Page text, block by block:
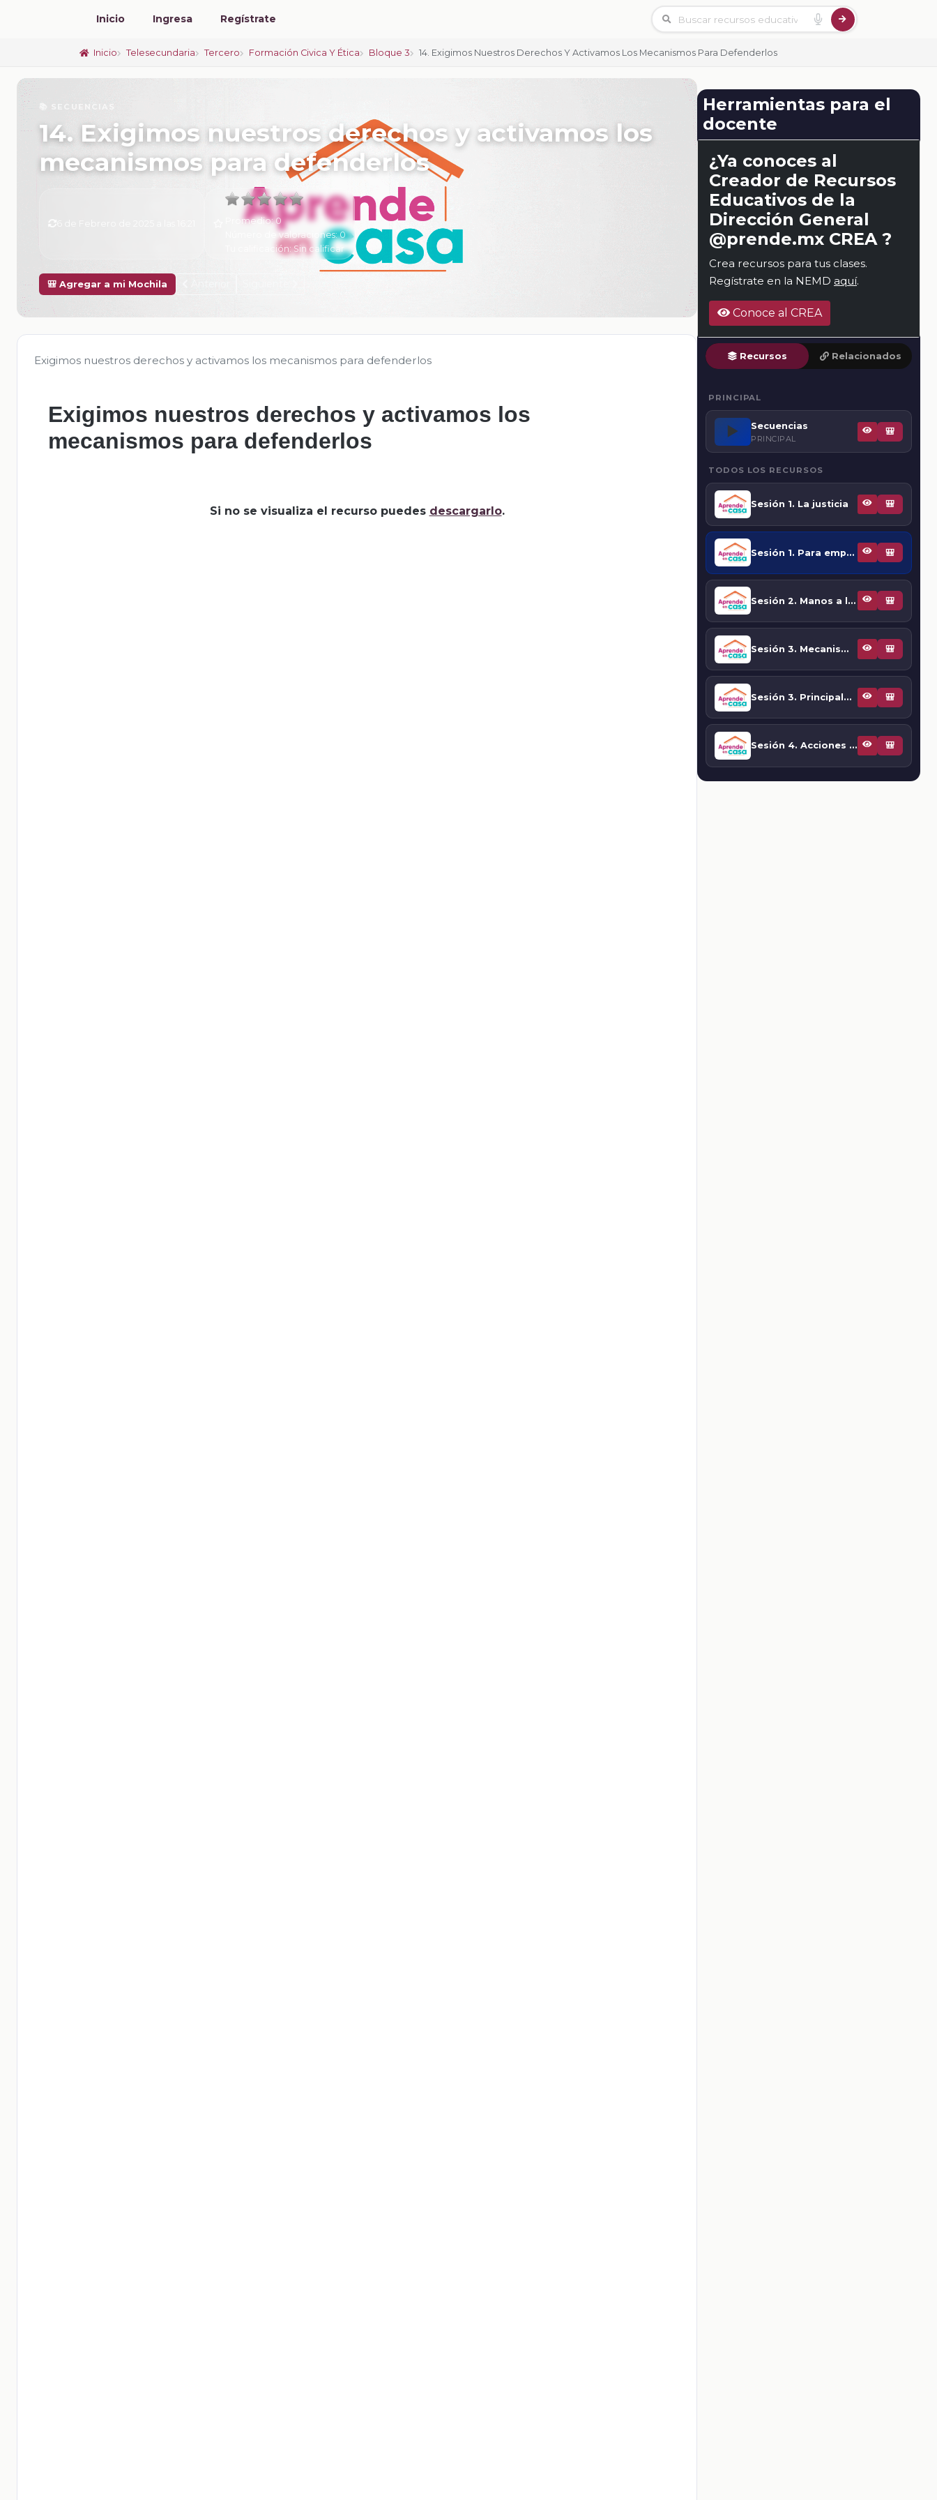
Inicio Ingresa Regístrate
Inicio Telesecundaria Tercero Formación Civica Y Ética Bloque 3 14. Exigimos Nuestros Derechos Y Activamos Los Mecanismos Para Defenderlos
📚 SECUENCIAS
14. Exigimos nuestros derechos y activamos los
mecanismos para defenderlos
Promedio:0
Número de valoraciones:0
Tu calificación:Sin calificar
🎒 Agregar a mi Mochila
Exigimos nuestros derechos y activamos los mecanismos para defenderlos
Exigimos nuestros derechos y activamos los
mecanismos para defenderlos
Si no se visualiza el recurso puedes descargarlo.
Herramientas para el
docente
¿Ya conoces al
Creador de Recursos
Educativos de la
Dirección General
@prende.mx CREA ?
Crea recursos para tus clases.
Regístrate en la NEMD aquí.
Conoce al CREA
Recursos Relacionados
PRINCIPAL
▶️ Secuencias
PRINCIPAL
🎒
TODOS LOS RECURSOS
Sesión 1. La justicia 🎒
Sesión 1. Para empezar 🎒
Sesión 2. Manos a la obra. Las tres formas de justicia 🎒
Sesión 3. Mecanismos para la defensa de la justicia y la legalidad 🎒
Sesión 3. Principales mecanismos para la defensa de la justicia, la legalidad y los derechos humanos 🎒
Sesión 4. Acciones para la defensa colectiva de la justicia y la legalidad 🎒